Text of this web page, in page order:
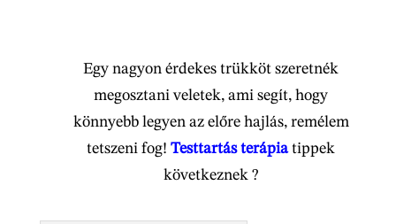
Egy nagyon érdekes trükköt szeretnék
megosztani veletek, ami segít, hogy
könnyebb legyen az előre hajlás, remélem
tetszeni fog!Testtartás terápiatippek
következnek ?